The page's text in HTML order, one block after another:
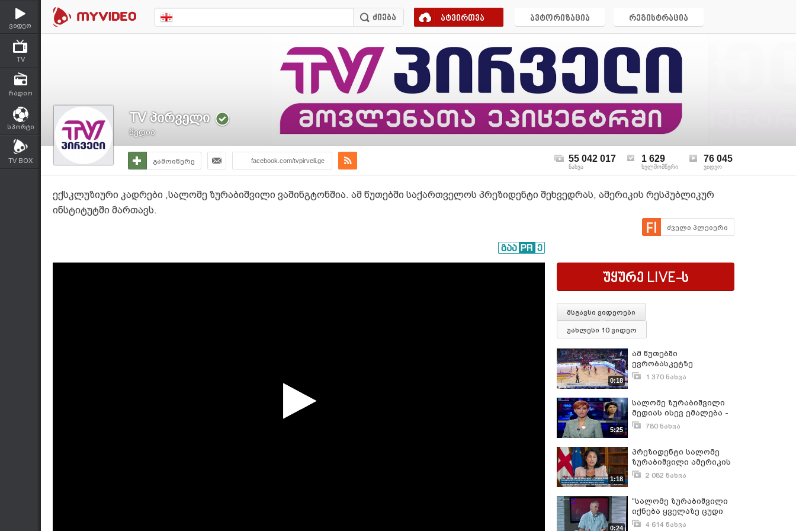
ვიდეო
TV
რადიო
სპორტი
TV BOX
ატვირთვა ავტორიზაცია რეგისტრაცია
TV პირველი
მედია
გამოიწერე facebook.com/tvpirveli.ge 55 042 017
ნახვა
1 629
ხელმომწერი
76 045
ვიდეო
ექსკლუზიური კადრები ,სალომე ზურაბიშვილი ვაშინგტონშია. ამ წუთებში საქართველოს პრეზიდენტი შეხვედრას, ამერიკის რესპუბლიკურ
ინსტიტუტში მართავს.
ძველი პლეიერი
უყურე LIVE-ს
მსგავსი ვიდეოები
უახლესი 10 ვიდეო
0:18
ამ წუთებში
ევრობასკეტზე
საქართველოს ნაკრები
1 370 ნახვა
5:25
სალომე ზურაბიშვილი
მედიას ისევ ემალება -
პრეზიდენტი დახურულ
780 ნახვა
1:18
პრეზიდენტი სალომე
ზურაბიშვილი ამერიკის
შეერთებულ შტატებს
2 082 ნახვა
0:24
"სალომე ზურაბიშვილი
იქნება ყველაზე ცუდი
პრეზიდენტი
4 614 ნახვა